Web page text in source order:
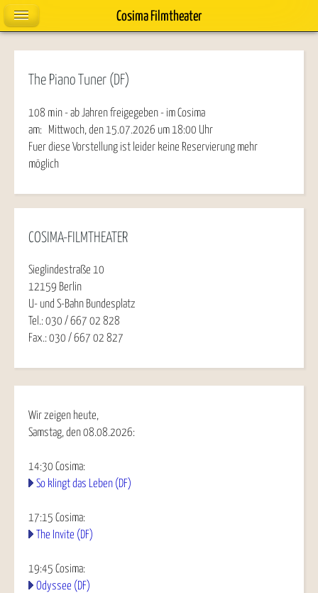
COSIMA-FILMTHEATER
Sieglindestraße 10
12159 Berlin
U- und S-Bahn Bundesplatz
Tel.: 030 / 667 02 828
Fax.: 030 / 667 02 827
Wir zeigen heute,
Samstag, den 08.08.2026:
14:30 Cosima:
So klingt das Leben (DF)
17:15 Cosima:
The Invite (DF)
19:45 Cosima:
Odyssee (DF)
The Piano Tuner (DF)
108 min - ab Jahren freigegeben - im Cosima
am: Mittwoch, den 15.07.2026 um 18:00 Uhr
Fuer diese Vorstellung ist leider keine Reservierung mehr
möglich
Cosima Filmtheater